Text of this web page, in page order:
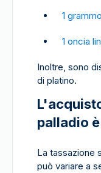
1
1 oncia
Inoltre, sono
di platino.
palladio
La tassazione
può variare a